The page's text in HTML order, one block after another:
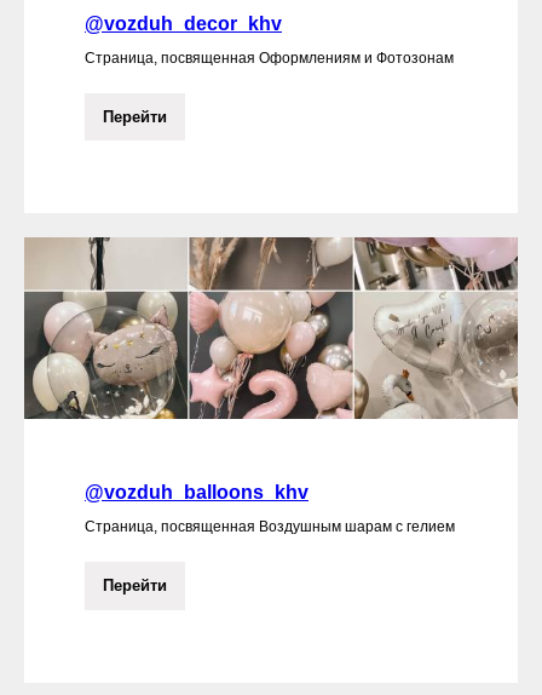
@vozduh_decor_khv
Страница, посвященная Оформлениям и Фотозонам
Перейти
@vozduh_balloons_khv
Страница, посвященная Воздушным шарам с гелием
Перейти